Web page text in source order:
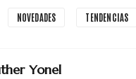
NOVEDADES TENDENCIAS
Yonel